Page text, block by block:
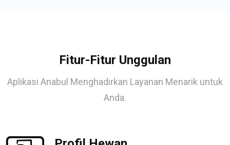
Fitur-Fitur Unggulan
Aplikasi Anabul Menghadirkan Layanan Menarik untuk
Anda.